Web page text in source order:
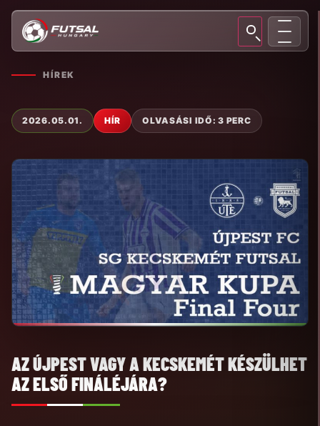
HÍREK
2026.05.01. HÍR OLVASÁSI IDŐ: 3 PERC
AZ ÚJPEST VAGY A KECSKEMÉT KÉSZÜLHET
AZ ELSŐ FINÁLÉJÁRA?